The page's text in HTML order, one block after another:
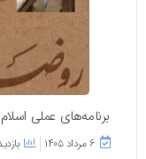
برنامه‌های عملی اسلام
۶ مرداد ۱۴۰۵ بازدید : 69